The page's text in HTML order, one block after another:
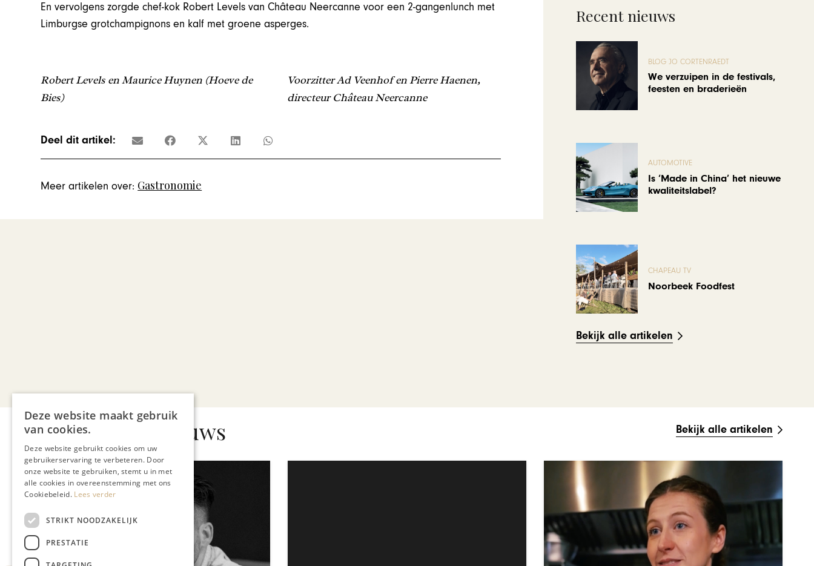
En vervolgens zorgde chef-kok Robert Levels van Château Neercanne voor een 2-gangenlunch met
Limburgse grotchampignons en kalf met groene asperges.
Robert Levels en Maurice Huynen (Hoeve de
Bies)
Voorzitter Ad Veenhof en Pierre Haenen,
directeur Château Neercanne
Deel dit artikel:
Meer artikelen over: Gastronomie
Recent nieuws
BLOG JO CORTENRAEDT
We verzuipen in de festivals,
feesten en braderieën
AUTOMOTIVE
Is ‘Made in China’ het nieuwe
kwaliteitslabel?
CHAPEAU TV
Noorbeek Foodfest
Bekijk alle artikelen
Gerelateerd nieuws Bekijk alle artikelen
Deze website maakt gebruik
van cookies.
Deze website gebruikt cookies om uw
gebruikerservaring te verbeteren. Door
onze website te gebruiken, stemt u in met
alle cookies in overeenstemming met ons
Cookiebeleid. Lees verder
STRIKT NOODZAKELIJK
PRESTATIE